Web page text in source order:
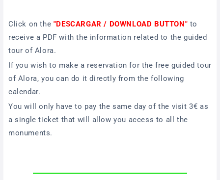
Click on the "DESCARGAR / DOWNLOAD BUTTON" to
receive a PDF with the information related to the guided
tour of Alora.
If you wish to make a reservation for the free guided tour
of Alora, you can do it directly from the following
calendar.
You will only have to pay the same day of the visit 3€ as
a single ticket that will allow you access to all the
monuments.